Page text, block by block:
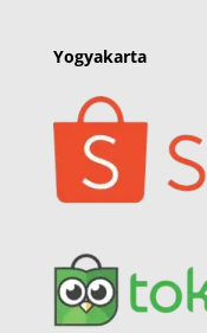
Yogyakarta